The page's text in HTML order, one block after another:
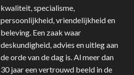
kwaliteit, specialisme,
persoonlijkheid, vriendelijkheid en
beleving. Een zaak waar
deskundigheid, advies en uitleg aan
de orde van de dag is. Al meer dan
30 jaar een vertrouwd beeld in de